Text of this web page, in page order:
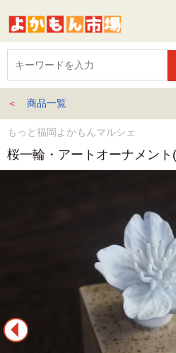
＜ 商品一覧
もっと福岡よかもんマルシェ
桜一輪・アートオーナメント